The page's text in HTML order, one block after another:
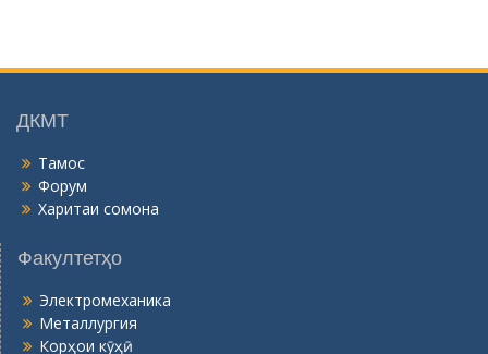
н
ДКМТ
Тамос
Форум
Харитаи сомона
Факултетҳо
Электромеханика
Металлургия
Корҳои кӯҳӣ